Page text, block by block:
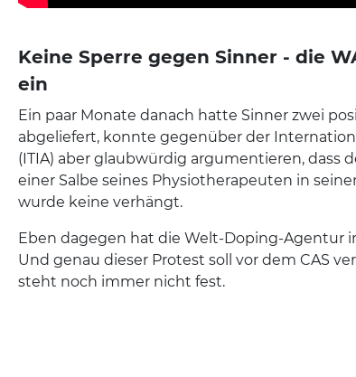
Keine Sperre gegen Sinner - die
ein
Ein paar Monate danach hatte Sinner zwei
abgeliefert, konnte gegenüber der
(ITIA) aber glaubwürdig argumentieren, dass
einer Salbe seines Physiotherapeuten in
wurde keine verhängt.
Eben dagegen hat die Welt-Doping-Agentur
Und genau dieser Protest soll vor dem CAS
steht noch immer nicht fest.